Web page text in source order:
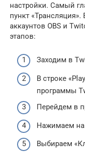
настройки. Самый
пункт
аккаунтов OBS и
этапов:
Заходим в
В строке
программы
Перейдем в
Нажимаем на
Выбираем